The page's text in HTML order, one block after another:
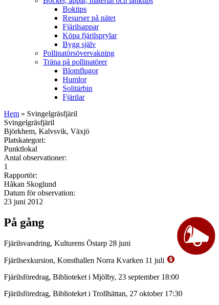
Boktips
Resurser på nätet
Fjärilsappar
Köpa fjärilsprylar
Bygg själv
Pollinatörsövervakning
Träna på pollinatörer
Blomflugor
Humlor
Solitärbin
Fjärilar
Hem » Svingelgräsfjäril
Svingelgräsfjäril
Björkhem, Kalvsvik, Växjö
Platskategori:
Punktlokal
Antal observationer:
1
Rapportör:
Håkan Skoglund
Datum för observation:
23 juni 2012
På gång
Fjärilsvandring, Kulturens Östarp 28 juni
Fjärilsexkursion, Konsthallen Norra Kvarken 11 juli
Fjärilsföredrag, Biblioteket i Mjölby, 23 september 18:00
Fjärilsföredrag, Biblioteket i Trollhättan, 27 oktober 17:30